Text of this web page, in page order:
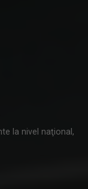
la nivel naţional,